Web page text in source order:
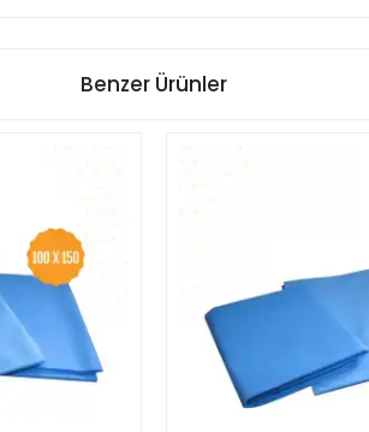
Benzer Ürünler